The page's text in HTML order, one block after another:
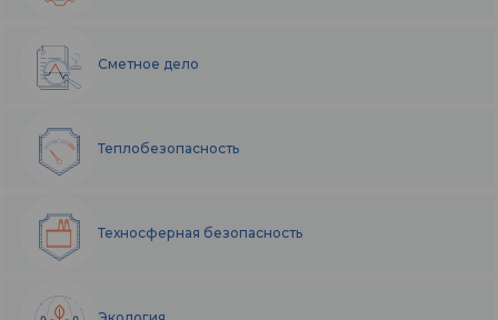
Сметное дело
Теплобезопасность
Техносферная безопасность